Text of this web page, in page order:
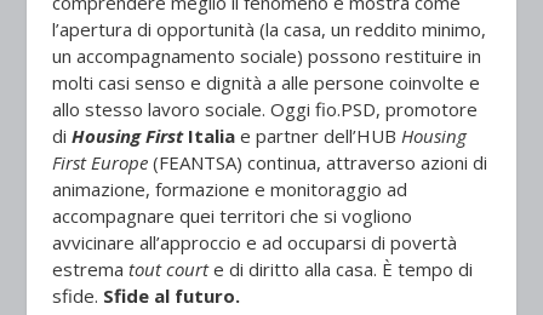
l’apertura di opportunità (la casa, un reddito minimo,
un accompagnamento sociale) possono restituire in
molti casi senso e dignità a alle persone coinvolte e
allo stesso lavoro sociale. Oggi fio.PSD, promotore
di Housing FirstItaliae partner dell’HUB Housing
First Europe(FEANTSA) continua, attraverso azioni di
animazione, formazione e monitoraggio ad
accompagnare quei territori che si vogliono
avvicinare all’approccio e ad occuparsi di povertà
estrema tout courte di diritto alla casa. È tempo di
sfide. Sfide al futuro.